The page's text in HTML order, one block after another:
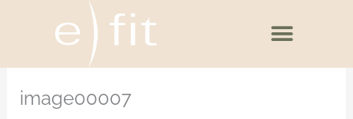
image00007